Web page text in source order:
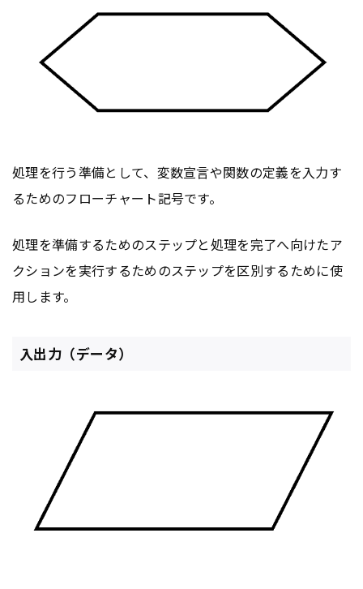
処理を行う準備として、変数宣言や関数の定義を入力す
るためのフローチャート記号です。
処理を準備するためのステップと処理を完了へ向けたア
クションを実行するためのステップを区別するために使
用します。
入出力（データ）